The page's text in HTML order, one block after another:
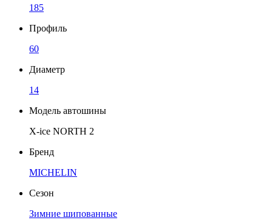
185
Профиль
60
Диаметр
14
Модель автошины
X-ice NORTH 2
Бренд
MICHELIN
Сезон
Зимние шипованные